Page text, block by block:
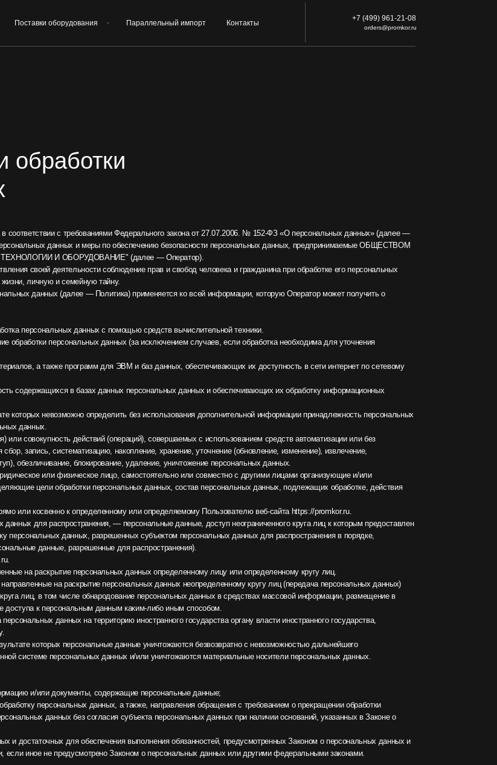
Параллельный импорт Контакты
оборудования
данных и меры по обеспечению безопасности персональных данных, предпринимаемые ОБЩЕСТВОМ
И ОБОРУДОВАНИЕ" (далее — Оператор).
деятельности соблюдение прав и свобод человека и гражданина при обработке его персональных
и семейную тайну.
(далее — Политика) применяется ко всей информации, которую Оператор может получить о
данных с помощью средств вычислительной техники.
персональных данных (за исключением случаев, если обработка необходима для уточнения
программ для ЭВМ и баз данных, обеспечивающих их доступность в сети интернет по сетевому
в базах данных персональных данных и обеспечивающих их обработку информационных
определить без использования дополнительной информации принадлежность персональных
действий (операций), совершаемых с использованием средств автоматизации или без
систематизацию, накопление, хранение, уточнение (обновление, изменение), извлечение,
блокирование, удаление, уничтожение персональных данных.
физическое лицо, самостоятельно или совместно с другими лицами организующие и/или
обработки персональных данных, состав персональных данных, подлежащих обработке, действия
к определенному или определяемому Пользователю веб-сайта https://promkor.ru.
— персональные данные, доступ неограниченного круга лиц к которым предоставлен
данных, разрешенных субъектом персональных данных для распространения в порядке,
разрешенные для распространения).
персональных данных определенному лицу или определенному кругу лиц.
на раскрытие персональных данных неопределенному кругу лиц (передача персональных данных)
том числе обнародование персональных данных в средствах массовой информации, размещение в
персональным данным каким-либо иным способом.
данных на территорию иностранного государства органу власти иностранного государства,
персональные данные уничтожаются безвозвратно с невозможностью дальнейшего
персональных данных и/или уничтожаются материальные носители персональных данных.
документы, содержащие персональные данные;
данных, а также, направления обращения с требованием о прекращении обработки
без согласия субъекта персональных данных при наличии оснований, указанных в Законе о
для обеспечения выполнения обязанностей, предусмотренных Законом о персональных данных и
не предусмотрено Законом о персональных данных или другими федеральными законами.
касающуюся обработки его персональных данных;
действующим законодательством РФ;
представителей в соответствии с требованиями Закона о персональных данных;
данных по запросу этого органа необходимую информацию в течение 10 дней с даты получения такого
Политике в отношении обработки персональных данных;
данных от неправомерного или случайного доступа к ним, уничтожения, изменения,